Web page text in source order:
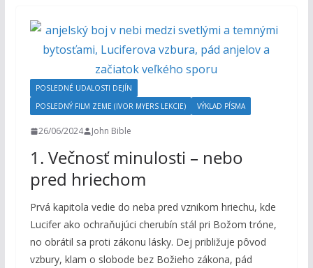
POSLEDNÉ UDALOSTI DEJÍN
POSLEDNÝ FILM ZEME (IVOR MYERS LEKCIE)
VÝKLAD PÍSMA
26/06/2024 John Bible
1. Večnosť minulosti – nebo
pred hriechom
Prvá kapitola vedie do neba pred vznikom hriechu, kde
Lucifer ako ochraňujúci cherubín stál pri Božom tróne,
no obrátil sa proti zákonu lásky. Dej približuje pôvod
vzbury, klam o slobode bez Božieho zákona, pád